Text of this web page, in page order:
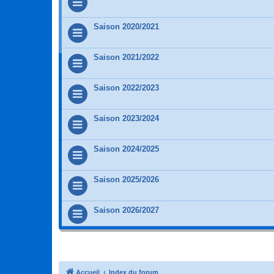
Saison 2020/2021
Saison 2021/2022
Saison 2022/2023
Saison 2023/2024
Saison 2024/2025
Saison 2025/2026
Saison 2026/2027
Accueil Index du forum